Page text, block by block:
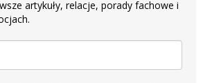
artykuły, relacje, porady fachowe i